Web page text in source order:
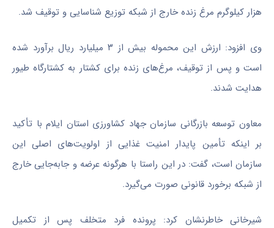
هزار کیلوگرم مرغ زنده خارج از شبکه توزیع شناسایی و توقیف شد.
وی افزود: ارزش این محموله بیش از ۳ میلیارد ریال برآورد شده
است و پس از توقیف، مرغ‌های زنده برای کشتار به کشتارگاه طیور
هدایت شدند.
معاون توسعه بازرگانی سازمان جهاد کشاورزی استان ایلام با تأکید
بر اینکه تأمین پایدار امنیت غذایی از اولویت‌های اصلی این
سازمان است، گفت: در این راستا با هرگونه عرضه و جابه‌جایی خارج
از شبکه برخورد قانونی صورت می‌گیرد.
شیرخانی خاطرنشان کرد: پرونده فرد متخلف پس از تکمیل